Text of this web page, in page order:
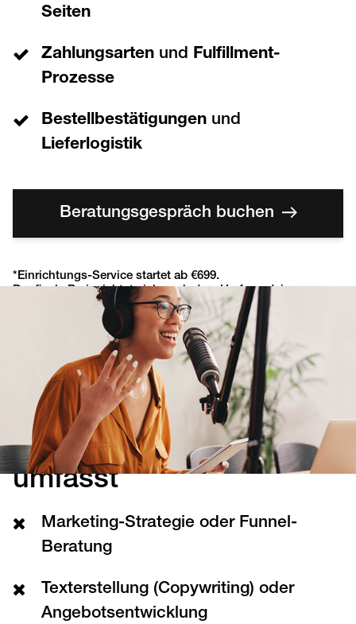
Seiten
Zahlungsarten und Fulfillment-
Prozesse
Bestellbestätigungen und
Lieferlogistik
Beratungsgespräch buchen
*Einrichtungs-Service startet ab €699.
Der finale Preis richtet sich nach dem Umfang deines
Projekts und wir dir im kostenfreien Beratungsgespräch
Was dieser Service nicht
umfasst
Marketing-Strategie oder Funnel-
Beratung
Texterstellung (Copywriting) oder
Angebotsentwicklung